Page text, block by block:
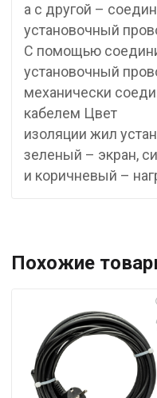
а с другой –
установочный
С помощью
установочный
механически
кабелем Цвет
изоляции жил
зеленый – экран,
и коричневый –
Похожие